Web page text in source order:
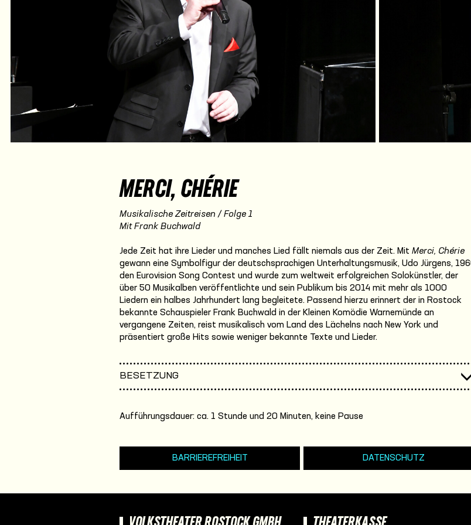
MERCI, CHÉRIE
Musikalische Zeitreisen / Folge 1
Mit Frank Buchwald
Jede Zeit hat ihre Lieder und manches Lied fällt niemals aus der Zeit. Mit Merci, Chérie
gewann eine Symbolfigur der deutschsprachigen Unterhaltungsmusik, Udo Jürgens,
den Eurovision Song Contest und wurde zum weltweit erfolgreichen Solokünstler, der
über 50 Musikalben veröffentlichte und sein Publikum bis 2014 mit mehr als 1000
Liedern ein halbes Jahrhundert lang begleitete. Passend hierzu erinnert der in Rostock
bekannte Schauspieler Frank Buchwald in der Kleinen Komödie Warnemünde an
vergangene Zeiten, reist musikalisch vom Land des Lächelns nach New York und
präsentiert große Hits sowie weniger bekannte Texte und Lieder.
BESETZUNG
Aufführungsdauer: ca. 1 Stunde und 20 Minuten, keine Pause
BARRIEREFREIHEIT DATENSCHUTZ